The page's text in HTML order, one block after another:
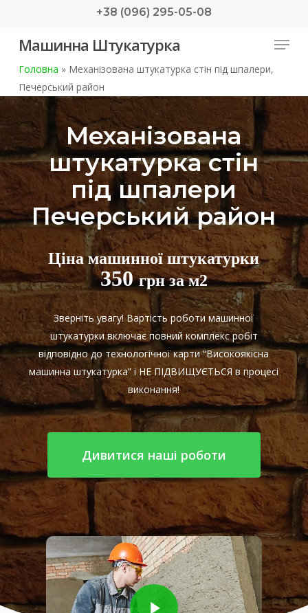
main
+38 (096) 295-05-08
Машинна Штукатурка Menu
Головна »Механізована штукатурка стін під шпалери,
Печерський район
Механізована
штукатурка стін
під шпалери
Печерський район
Ціна машинної штукатурки
350грн за м2
Зверніть увагу! Вартість роботи машинної
штукатурки включає повний комплекс робіт
відповідно до технологічної карти “Високоякісна
машинна штукатурка” і НЕ ПІДВИЩУЄТЬСЯ в процесі
виконання!
Дивитися наші роботи
Play Video
Play Video